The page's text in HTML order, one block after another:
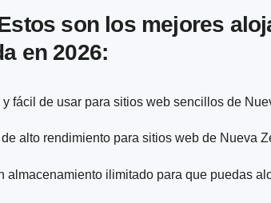
son los mejores
en 2026:
fácil de usar para sitios web sencillos de
alto rendimiento para sitios web de Nueva
almacenamiento ilimitado para que puedas